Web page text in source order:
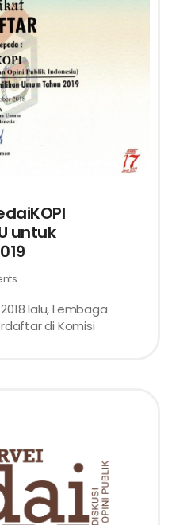
untuk
lalu, Lembaga
di Komisi